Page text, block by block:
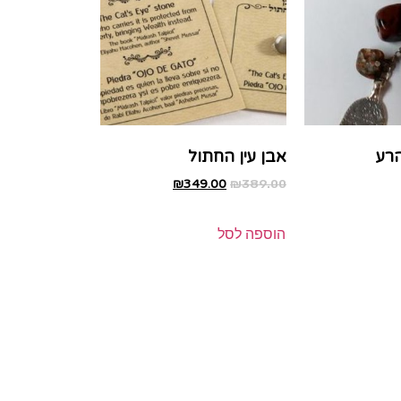
אבן עין החתול
₪389.00
₪349.00
הוספה לסל